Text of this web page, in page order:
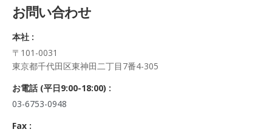
正・追加・削除、利用の停止または消去、第三者への提供の停
口に申し出ることができます。
その際、弊社はご本人を確認させていただいたうえで、合理的
な期間内に対応いたします。
株式会社FloBoard 個人情報問合せ窓口
〒101-0031 東京都千代田区東神田二丁目7番4-305
メールアドレス: info@floboard.co.jp TEL: 03-6753-0948
お問い合わせ
本社 :
〒101-0031
東京都千代田区東神田二丁目7番4-305
お電話 (平日9:00-18:00) :
03-6753-0948
Fax :